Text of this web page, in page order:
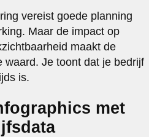
vereist goede planning
Maar de impact op
maakt de
waard. Je toont dat je bedrijf
is.
met